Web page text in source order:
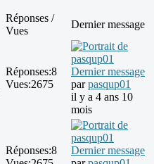
Réponses /
Vues
Dernier message
Réponses:8
Vues:2675
Dernier message
parpasqup01
il y a 4 ans 10
mois
Réponses:8
Dernier message